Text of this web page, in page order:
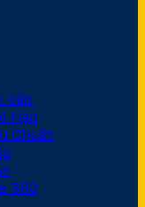
cấp
Hạn
Chuẩn
360